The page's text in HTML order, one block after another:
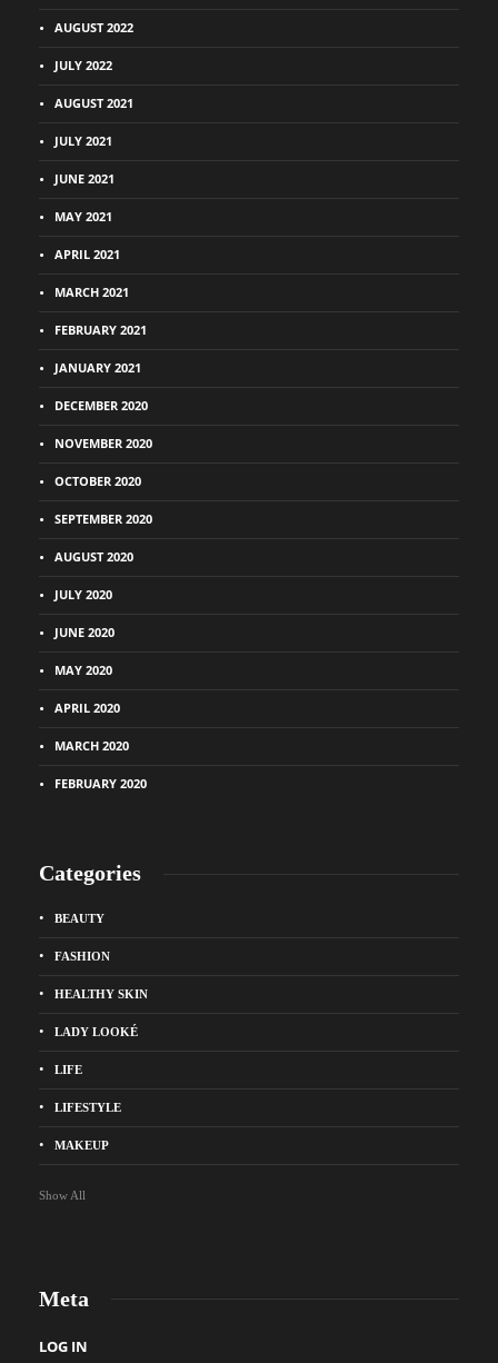
AUGUST 2022
JULY 2022
AUGUST 2021
JULY 2021
JUNE 2021
MAY 2021
APRIL 2021
MARCH 2021
FEBRUARY 2021
JANUARY 2021
DECEMBER 2020
NOVEMBER 2020
OCTOBER 2020
SEPTEMBER 2020
AUGUST 2020
JULY 2020
JUNE 2020
MAY 2020
APRIL 2020
MARCH 2020
FEBRUARY 2020
Categories
BEAUTY
FASHION
HEALTHY SKIN
LADY LOOKÉ
LIFE
LIFESTYLE
MAKEUP
Show All
Meta
LOG IN